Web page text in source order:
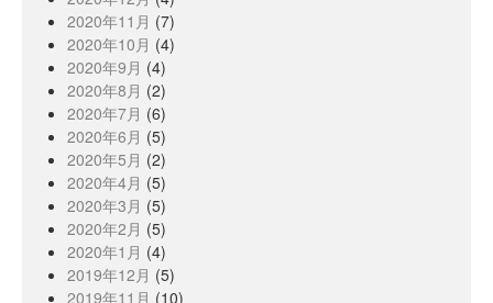
2020年11月 (7)
2020年10月 (4)
2020年9月 (4)
2020年8月 (2)
2020年7月 (6)
2020年6月 (5)
2020年5月 (2)
2020年4月 (5)
2020年3月 (5)
2020年2月 (5)
2020年1月 (4)
2019年12月 (5)
2019年11月 (10)